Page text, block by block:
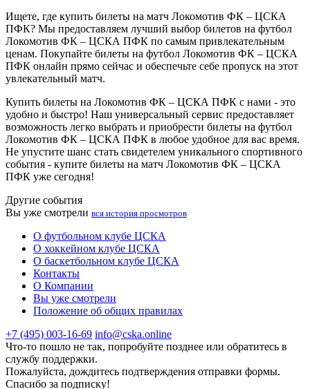
Ищете, где купить билеты на матч Локомотив ФК – ЦСКА
ПФК? Мы предоставляем лучший выбор билетов на футбол
Локомотив ФК – ЦСКА ПФК по самым привлекательным
ценам. Покупайте билеты на футбол Локомотив ФК – ЦСКА
ПФК онлайн прямо сейчас и обеспечьте себе пропуск на этот
увлекательный матч.
Купить билеты на Локомотив ФК – ЦСКА ПФК с нами - это
удобно и быстро! Наш универсальный сервис предоставляет
возможность легко выбрать и приобрести билеты на футбол
Локомотив ФК – ЦСКА ПФК в любое удобное для вас время.
Не упустите шанс стать свидетелем уникального спортивного
события - купите билеты на матч Локомотив ФК – ЦСКА
ПФК уже сегодня!
Другие события
Вы уже смотрели вся история просмотров
О футбольном клубе ЦСКА
О хоккейном клубе ЦСКА
О баскетбольном клубе ЦСКА
Контакты
О Компании
Вы уже смотрели
Положение об общих правилах
+7 (495) 003-16-69 info@cska.online
Что-то пошло не так, попробуйте позднее или обратитесь в
службу поддержки.
Пожалуйста, дождитесь подтверждения отправки формы.
Спасибо за подписку!